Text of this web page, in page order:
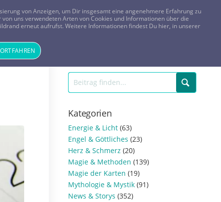
FRAGEN? KOSTENLOS ANRUFEN: 0800-8478266
Magazin ANMELDEN REGISTRIEREN
Kategorien
Energie & Licht (63)
Engel & Göttliches (23)
Herz & Schmerz (20)
Magie & Methoden (139)
Magie der Karten (19)
Mythologie & Mystik (91)
News & Storys (352)
von Anzeigen, um Dir insgesamt eine angenehmere Erfahrung zu
uns verwendeten Arten von Cookies und Informationen über die
erneut aufrufst. Weitere Informationen findest Du hier, in unserer